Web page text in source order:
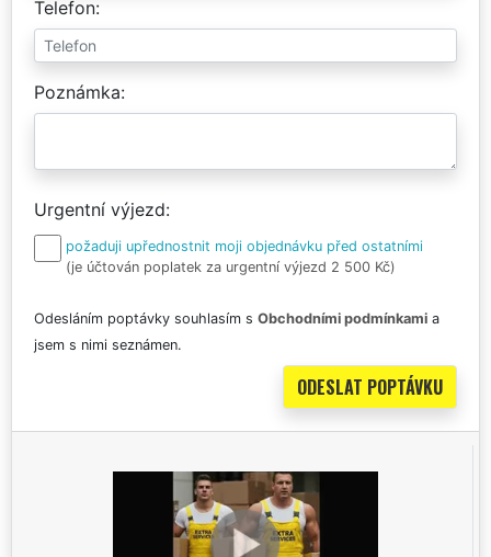
Telefon
Poznámka
Urgentní výjezd
požaduji upřednostnit moji objednávku před ostatními
(je účtován poplatek za urgentní výjezd 2 500 Kč)
Odesláním poptávky souhlasím s Obchodními podmínkami a
jsem s nimi seznámen.